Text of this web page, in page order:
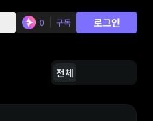
0 구독 로그인
전체